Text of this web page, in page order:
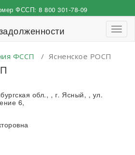
ФССП: 8 800 301-78-09
ФССП / Ясненское РОСП
обл., , г. Ясный, , ул.
6,